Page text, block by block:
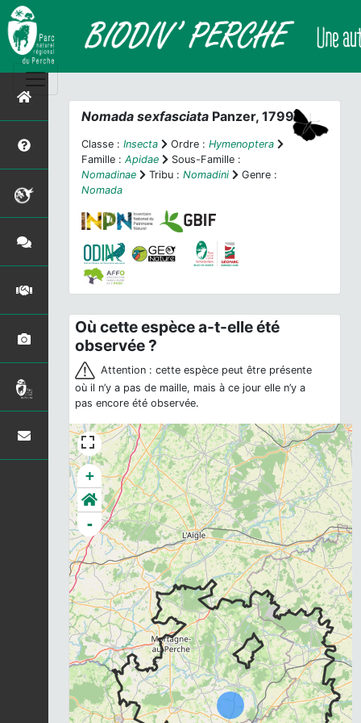
Nomada sexfasciata Panzer, 1799
Classe : Insecta Ordre : Hymenoptera
Famille : Apidae
Sous-Famille :
Nomadinae
Tribu : Nomadini
Genre :
Nomada
Où cette espèce a-t-elle été
observée ?
Attention : cette espèce peut être présente
où il n’y a pas de maille, mais à ce jour elle n’y a
pas encore été observée.
Chargement...
+
-